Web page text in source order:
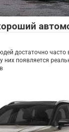
достаточно часто
них появляется